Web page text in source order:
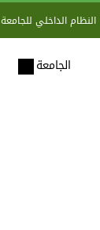
النظام الداخلي للجامعة
الجامعة